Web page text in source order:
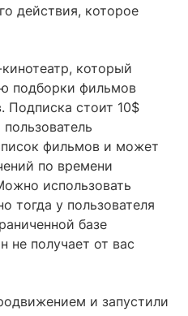
действия, которое
который
подборки фильмов
Подписка стоит 10$
фильмов и может
по времени
использовать
тогда у пользователя
базе
не получает от вас
и запустили